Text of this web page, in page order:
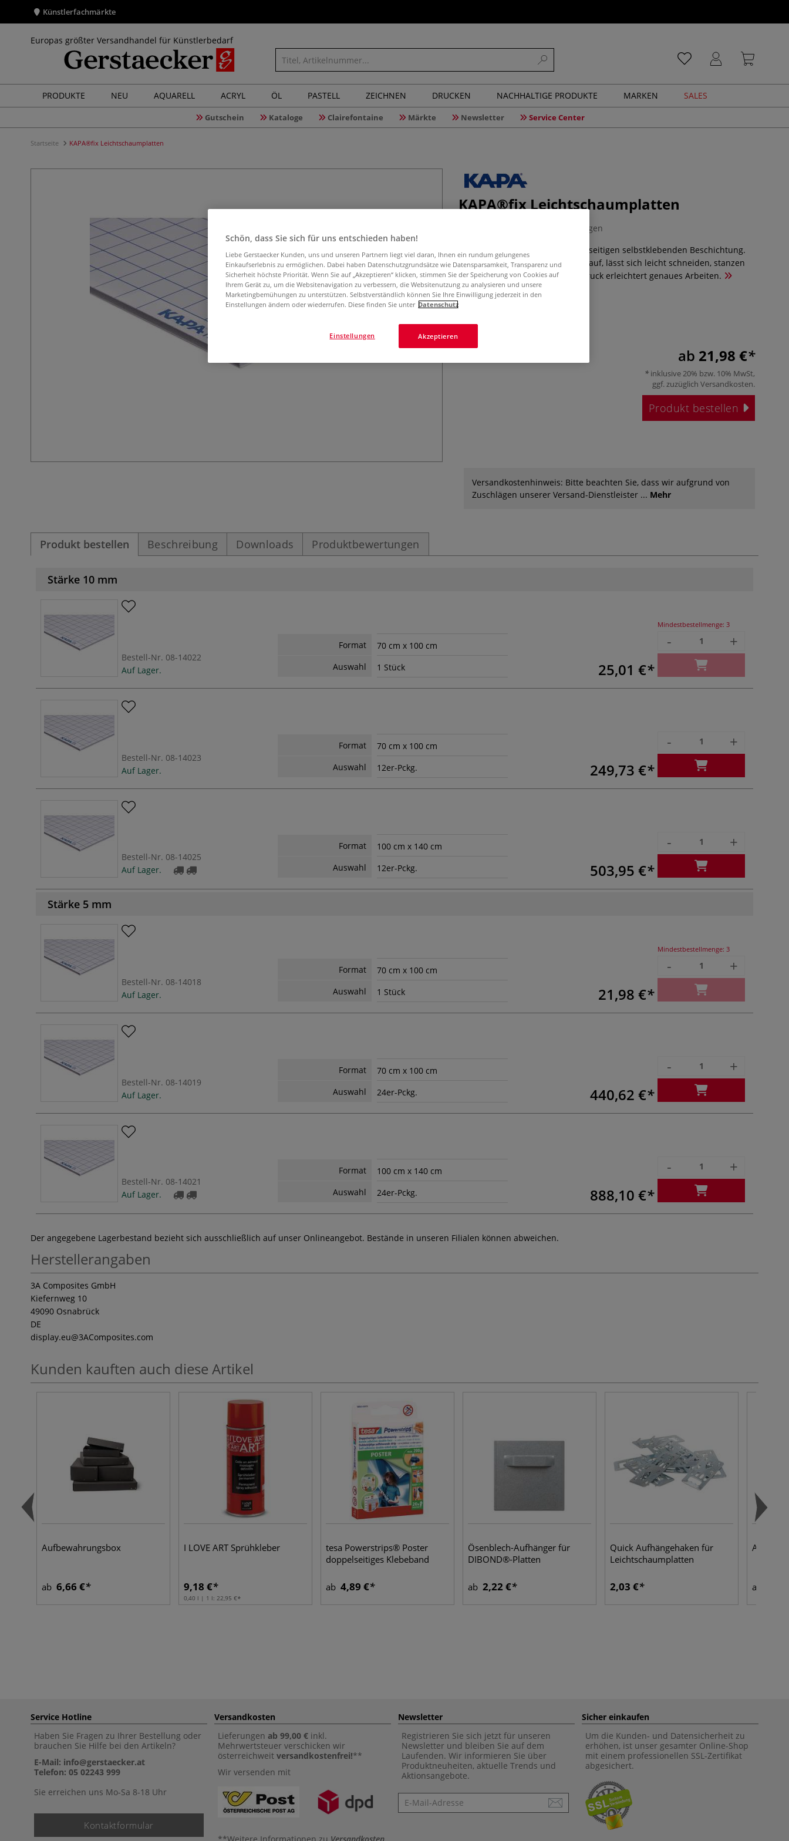
Künstlerfachmärkte
Europas größter Versandhandel für Künstlerbedarf
PRODUKTE NEU AQUARELL ACRYL ÖL PASTELL ZEICHNEN DRUCKEN NACHHALTIGE PRODUKTE MARKEN SALES
Gutschein Kataloge Clairefontaine Märkte Newsletter Service Center
Startseite KAPA®fix Leichtschaumplatten
KAPA®fix Leichtschaumplatten
0 Bewertungen
Leichtschaumplatte mit einer einseitigen selbstklebenden Beschichtung.
Sie weist eine tadellose Planlage auf, lässt sich leicht schneiden, stanzen
und dekupieren. Der Rasteraufdruck erleichtert genaues Arbeiten.
Mehr
ab 21,98 €
inklusive 20% bzw. 10% MwSt,
ggf. zuzüglich Versandkosten.
Produkt bestellen
Versandkostenhinweis: Bitte beachten Sie, dass wir aufgrund von
Zuschlägen unserer Versand-Dienstleister ... Mehr
Produkt bestellen Beschreibung Downloads Produktbewertungen
Stärke 10 mm
Bestell-Nr. 08-14022
Auf Lager.
Format
70 cm x 100 cm
Auswahl
1 Stück 25,01 €
Mindestbestellmenge: 3
- +
Bestell-Nr. 08-14023
Auf Lager.
Format
70 cm x 100 cm
Auswahl
12er-Pckg. 249,73 €
- +
Bestell-Nr. 08-14025
Auf Lager.
Format
100 cm x 140 cm
Auswahl
12er-Pckg. 503,95 €
- +
Stärke 5 mm
Bestell-Nr. 08-14018
Auf Lager.
Format
70 cm x 100 cm
Auswahl
1 Stück 21,98 €
Mindestbestellmenge: 3
- +
Bestell-Nr. 08-14019
Auf Lager.
Format
70 cm x 100 cm
Auswahl
24er-Pckg. 440,62 €
- +
Bestell-Nr. 08-14021
Auf Lager.
Format
100 cm x 140 cm
Auswahl
24er-Pckg. 888,10 €
- +
Der angegebene Lagerbestand bezieht sich ausschließlich auf unser Onlineangebot. Bestände in unseren Filialen können abweichen.
Herstellerangaben
3A Composites GmbH
Kiefernweg 10
49090 Osnabrück
DE
display.eu@3AComposites.com
Kunden kauften auch diese Artikel
Aufbewahrungsbox
ab 6,66 €
I LOVE ART Sprühkleber
9,18 €
0,40 l | 1 l: 22,95 €
tesa Powerstrips® Poster
doppelseitiges Klebeband
ab 4,89 €
Ösenblech-Aufhänger für
DIBOND®-Platten
ab 2,22 €
Quick Aufhängehaken für
Leichtschaumplatten
2,03 €
ArtCutC
ab
Service Hotline
Haben Sie Fragen zu Ihrer Bestellung oder
brauchen Sie Hilfe bei den Artikeln?
E-Mail: info@gerstaecker.at
Telefon: 05 02243 999
Sie erreichen uns Mo-Sa 8-18 Uhr
Kontaktformular
Versandkosten
Lieferungen ab 99,00 € inkl.
Mehrwertsteuer verschicken wir
österreichweit versandkostenfrei!**
Wir versenden mit
Newsletter
Registrieren Sie sich jetzt für unseren
Newsletter und bleiben Sie auf dem
Laufenden. Wir informieren Sie über
Produktneuheiten, aktuelle Trends und
Aktionsangebote.
Newsletter
Sicher einkaufen
Um die Kunden- und Datensicherheit zu
erhöhen, ist unser gesamter Online-Shop
mit einem professionellen SSL-Zertifikat
abgesichert.
Schön, dass Sie sich für uns entschieden haben!
Liebe Gerstaecker Kunden, uns und unseren Partnern liegt viel daran, Ihnen ein rundum gelungenes
Einkaufserlebnis zu ermöglichen. Dabei haben Datenschutzgrundsätze wie Datensparsamkeit, Transparenz und
Sicherheit höchste Priorität. Wenn Sie auf „Akzeptieren“ klicken, stimmen Sie der Speicherung von Cookies auf
Ihrem Gerät zu, um die Websitenavigation zu verbessern, die Websitenutzung zu analysieren und unsere
Marketingbemühungen zu unterstützen. Selbstverständlich können Sie Ihre Einwilligung jederzeit in den
Einstellungen ändern oder wiederrufen. Diese finden Sie unter Datenschutz
Akzeptieren
Einstellungen